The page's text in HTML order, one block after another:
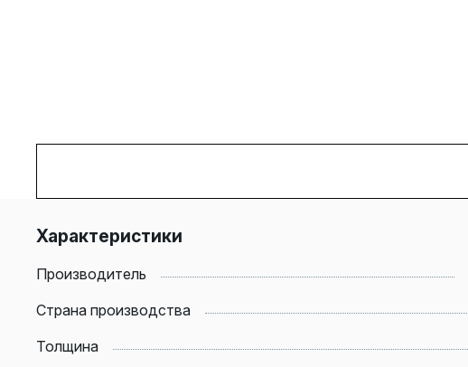
Характеристики
Производитель
Страна производства
Толщина